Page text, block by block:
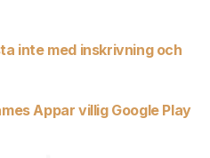
inte med inskrivning och
Appar villig Google Play